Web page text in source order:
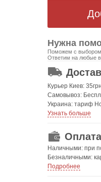
Нужна
Поможем с выбором
Ответим на любые
ОТ 499 ГРН.
Курьер Киев:
Самовывоз:
Украина: тариф
Узнать больше
Оплата
Наличными: при
Безналичными:
Подробнее